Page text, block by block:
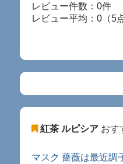
レビュー件数：0件
レビュー平均：0（5
紅茶 ルピシアおす
マスク 薔薇は最近調